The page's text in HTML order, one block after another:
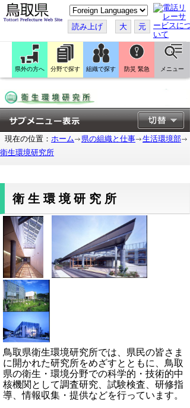
こ
の
ペ
ー
ジ
翻
訳
す
読み上げ 大 元
県外の方へ 分野で探す 組織で探す 防災 緊急 メニュー
現在の位置： ホーム 県の組織と仕事
生活環境部
衛生環境研究所
衛生環境研究所
鳥取県衛生環境研究所では、県民の皆さま
に開かれた研究所をめざすとともに、鳥取
県の衛生・環境分野での科学的・技術的中
核機関として調査研究、試験検査、研修指
導、情報収集・提供などを行っています。